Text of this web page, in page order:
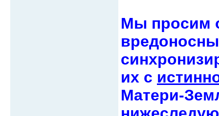
Мы просим
их с
Матери-